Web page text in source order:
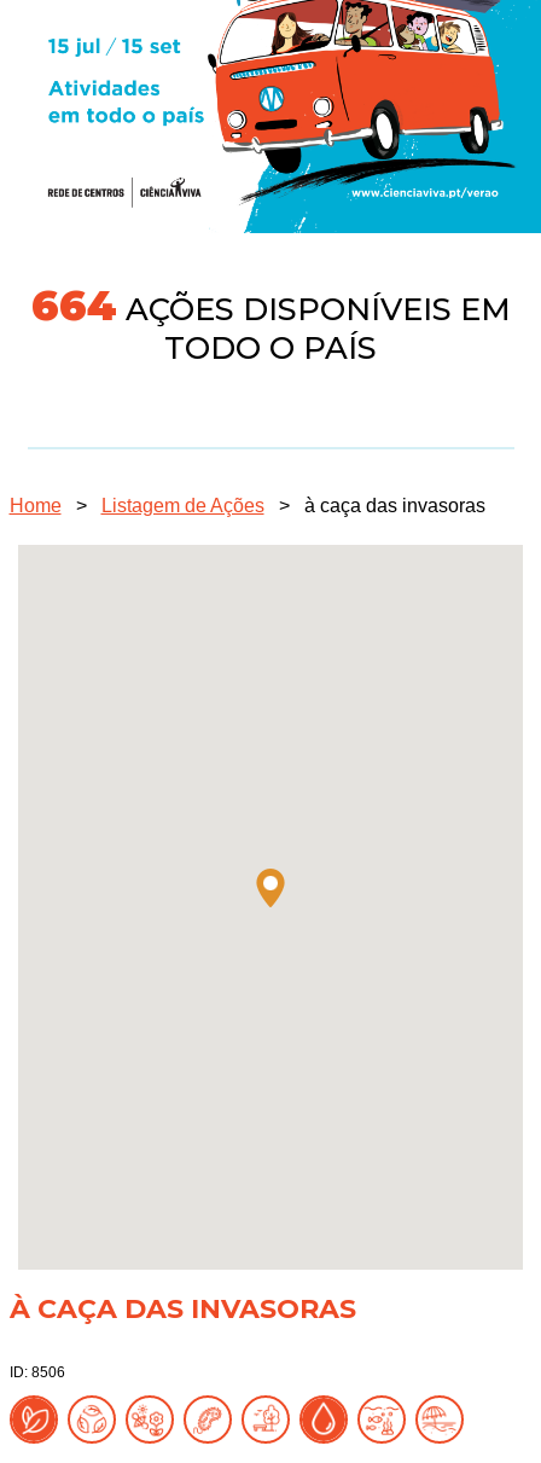
691AÇÕES DISPONÍVEIS EM
TODO O PAÍS
Home > Listagem de Ações > à caça das invasoras
À CAÇA DAS INVASORAS
ID: 8506